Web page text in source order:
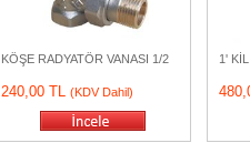
KÖŞE RADYATÖR VANASI 1/2
240,00 TL (KDV Dahil)
1'